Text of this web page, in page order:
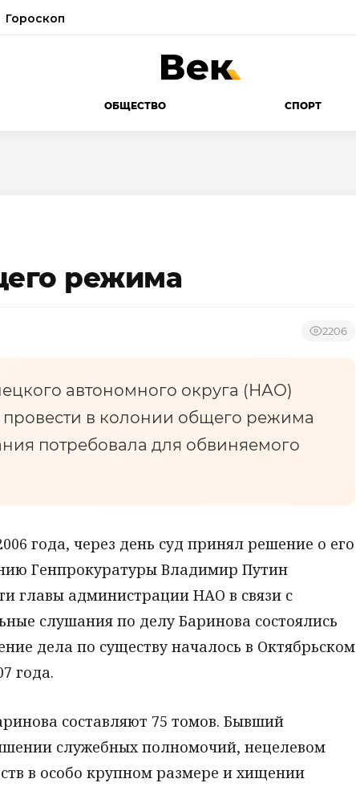
Гороскоп
ОБЩЕСТВО СПОРТ
режима
2206
автономного округа (НАО)
в колонии общего режима
потребовала для обвиняемого
года, через день суд принял решение о его
Генпрокуратуры Владимир Путин
главы администрации НАО в связи с
слушания по делу Баринова состоялись
дела по существу началось в Октябрьском
года.
составляют 75 томов. Бывший
служебных полномочий, нецелевом
в особо крупном размере и хищении